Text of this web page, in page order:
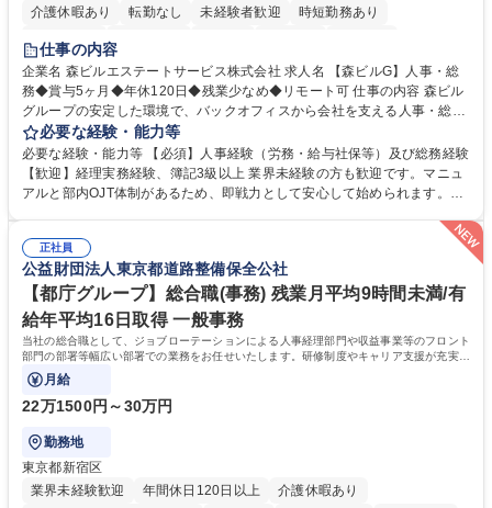
介護休暇あり 転勤なし 未経験者歓迎
時短勤務あり
経験者歓迎
完全週休2日制
交通費支給 長期歓迎 駅近5分以内 土日祝休み
仕事の内容
企業名 森ビルエステートサービス株式会社 求人名 【森ビルG】人事・総
務◆賞与5ヶ月◆年休120日◆残業少なめ◆リモート可 仕事の内容 森ビル
グループの安定した環境で、バックオフィスから会社を支える人事・総務
をお任せします。 労務と総務の業務をバランスよく担当し、ゆくゆくは制
度改定などのコア業務にも挑戦できる、やりがいある環境です。 ■勤怠管
理、給与計算、社会保険手続き、年末調整等の労務管理全般 ■入退社手続
き、社内規定の改定や人事制度改定などのコア業務 ■社内イベントの企画
は部内のOJTを中心に、あなたの経験に合わせて不足している部分はいつ
でも質問・相談できる環境が整っているため、安心して成長できます。 募
集職種 【森ビルG】人事・総務◆賞与5ヶ月◆年休120日◆残業少なめ◆
リモート可
必要な経験・能力等
必要な経験・能力等 【必須】人事経験（労務・給与社保等）及び総務経験
【歓迎】経理実務経験、簿記3級以上 業界未経験の方も歓迎です。マニュ
アルと部内OJT体制があるため、即戦力として安心して始められます。
ます。定型業務に留まらず、社内規定や人事制度の改定など会社のコア業
務に挑戦できるため、自身の成長と組織への貢献度をダイレクトに実感で
きます。 残業少なめ、週1日リモート可など、ワークライフバランスを保
ち長期活躍できる環境です。 「これまでの幅広い経験を活かし、長期的な
キャリアを築きたい」という前向きな意欲と挑戦を全力で応援します。 学
歴・資格 学歴：大学院 大学 高専 短大 専修学校 高校 語学力： 資格：日商
簿記検定1級 日商簿記検定2級 日商簿記検定3級
正社員
公益財団法人東京都道路整備保全公社
【都庁グループ】総合職(事務) 残業月平均9時間未満/有
給年平均16日取得 一般事務
当社の総合職として、ジョブローテーションによる人事経理部門や収益事業等のフロント
部門の部署等幅広い部署での業務をお任せいたします。研修制度やキャリア支援が充実し
ております！ ※下記業務詳細
月給
22万1500円～30万円
勤務地
東京都新宿区
業界未経験歓迎
年間休日120日以上
介護休暇あり